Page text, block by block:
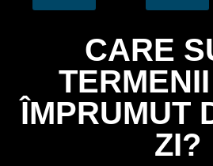
CARE
ÎMPRUMUT
ZI?